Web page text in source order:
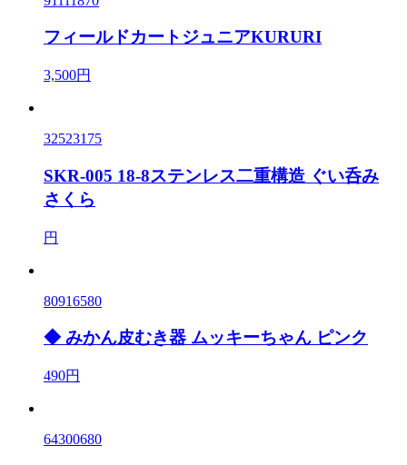
フィールドカートジュニアKURURI
3,500円
32523175
SKR-005 18-8ステンレス二重構造 ぐい呑み
さくら
円
80916580
◆ みかん皮むき器 ムッキーちゃん ピンク
490円
64300680